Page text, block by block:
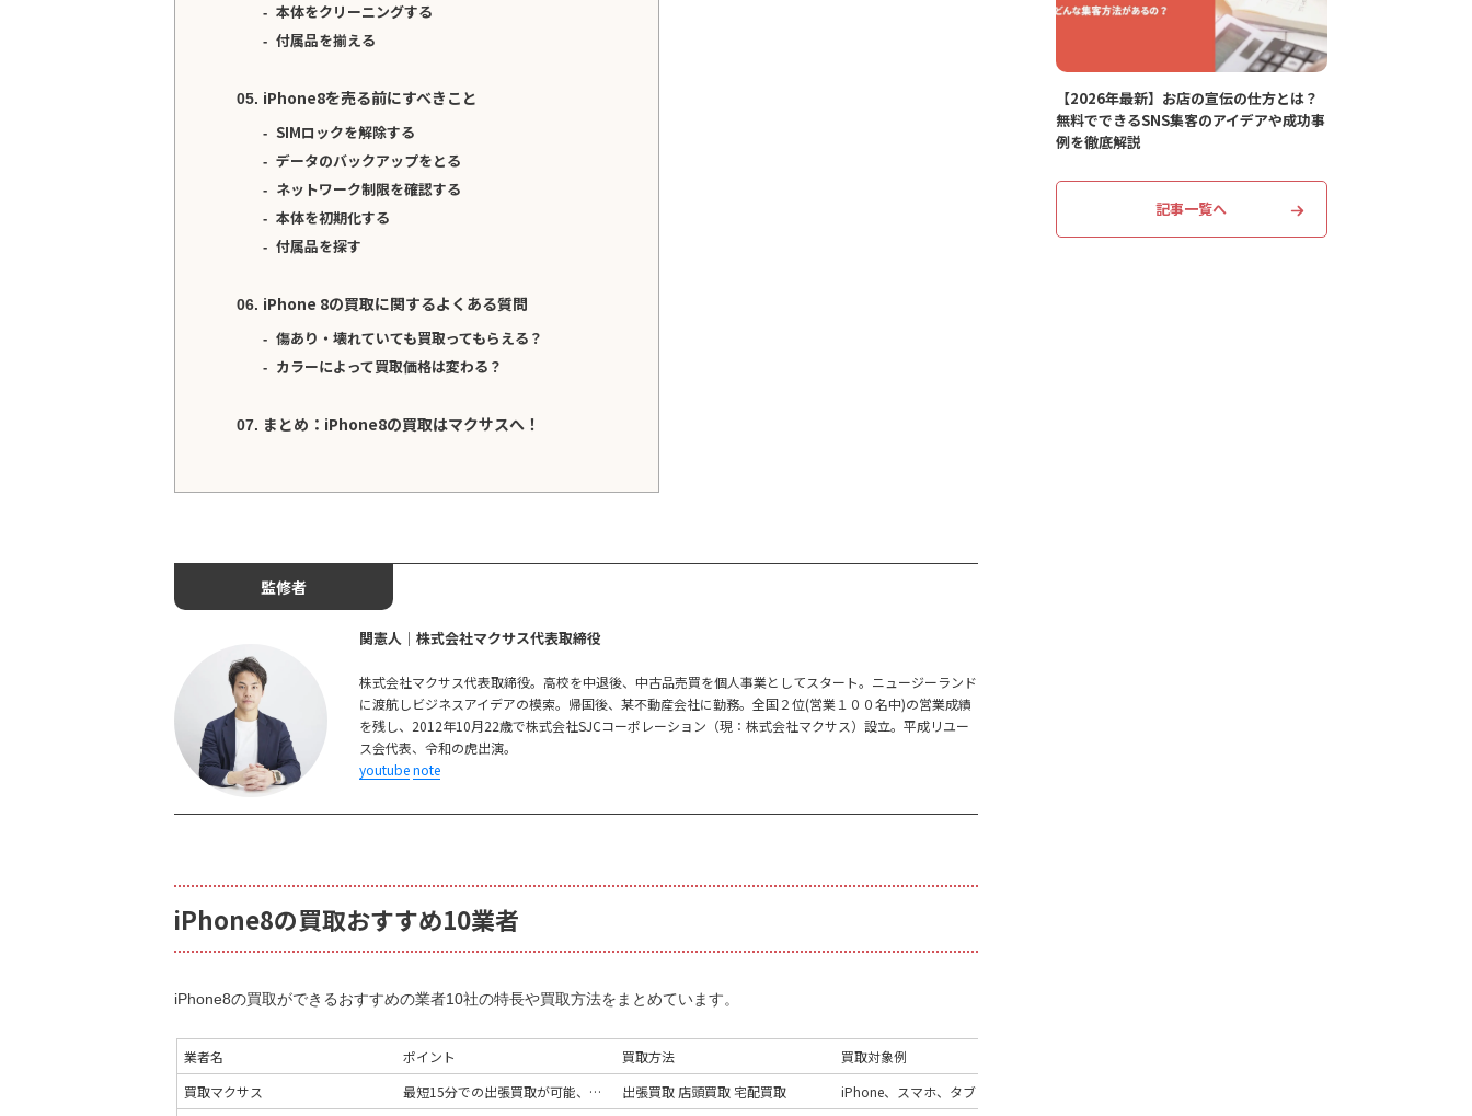
【2026年最新】お店の宣伝の仕方とは？
無料でできるSNS集客のアイデアや成功事
例を徹底解説
記事一覧へ
本体をクリーニングする
付属品を揃える
iPhone8を売る前にすべきこと
SIMロックを解除する
データのバックアップをとる
ネットワーク制限を確認する
本体を初期化する
付属品を探す
iPhone 8の買取に関するよくある質問
傷あり・壊れていても買取ってもらえる？
カラーによって買取価格は変わる？
まとめ：iPhone8の買取はマクサスへ！
監修者
関憲人│株式会社マクサス代表取締役
株式会社マクサス代表取締役。高校を中退後、中古品売買を個人事業としてスタート。ニュージーランド
に渡航しビジネスアイデアの模索。帰国後、某不動産会社に勤務。全国２位(営業１００名中)の営業成績
を残し、2012年10月22歳で株式会社SJCコーポレーション（現：株式会社マクサス）設立。平成リユー
ス会代表、令和の虎出演。
youtubenote
iPhone8の買取おすすめ10業者
iPhone8の買取ができるおすすめの業者10社の特長や買取方法をまとめています。
業者名 ポイント 買取方法
買取対象例
買取マクサス
最短15分での出張買取が可能、専属の査定士が担当 出張買取 店頭買取 宅配買取